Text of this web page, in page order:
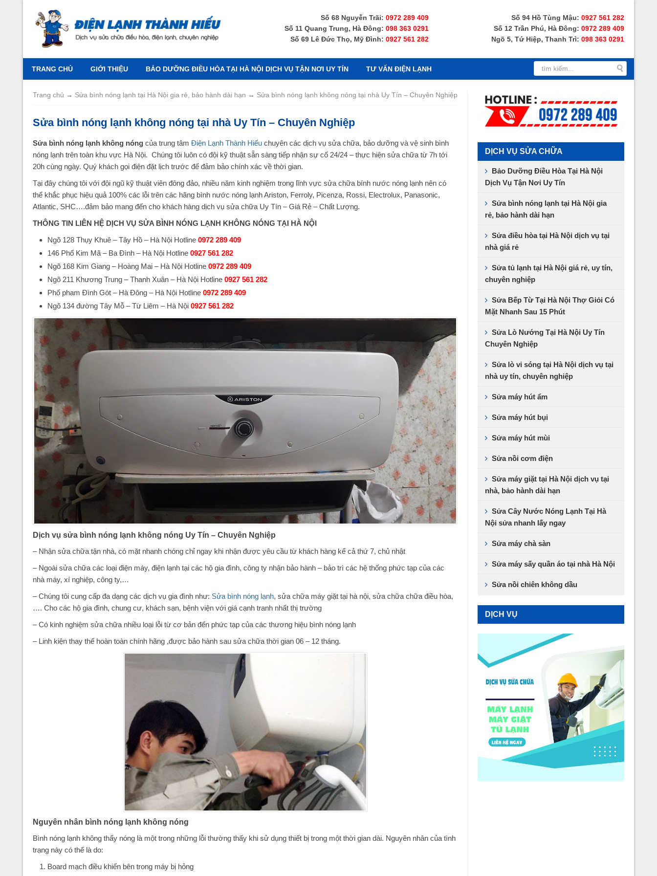
Số 68 Nguyễn Trãi: 0972 289 409 Số 94 Hồ Tùng Mậu: 0927 561 282
Số 11 Quang Trung, Hà Đông: 098 363 0291 Số 12 Trần Phú, Hà Đông: 0972 289 409
Số 69 Lê Đức Thọ, Mỹ Đình: 0927 561 282 Ngõ 5, Tứ Hiệp, Thanh Trì: 098 363 0291
TRANG CHỦ GIỚI THIỆU BẢO DƯỠNG ĐIỀU HÒA TẠI HÀ NỘI DỊCH VỤ TẬN NƠI UY TÍN TƯ VẤN ĐIỆN LẠNH
DỊCH VỤ SỬA CHỮA
Bảo Dưỡng Điều Hòa Tại Hà Nội
Dịch Vụ Tận Nơi Uy Tín
Sửa bình nóng lạnh tại Hà Nội gia
rẻ, bảo hành dài hạn
Sửa điều hòa tại Hà Nội dịch vụ tại
nhà giá rẻ
Sửa tủ lạnh tại Hà Nội giá rẻ, uy tín,
chuyên nghiệp
Sửa Bếp Từ Tại Hà Nội Thợ Giỏi Có
Mặt Nhanh Sau 15 Phút
Sửa Lò Nướng Tại Hà Nội Uy Tín
Chuyên Nghiệp
Sửa lò vi sóng tại Hà Nội dịch vụ tại
nhà uy tín, chuyên nghiệp
Sửa máy hút ẩm
Sửa máy hút bụi
Sửa máy hút mùi
Sửa nồi cơm điện
Sửa máy giặt tại Hà Nội dịch vụ tại
nhà, bảo hành dài hạn
Sửa Cây Nước Nóng Lạnh Tại Hà
Nội sửa nhanh lấy ngay
Sửa máy chà sàn
Sửa máy sấy quần áo tại nhà Hà Nội
Sửa nồi chiên không dầu
DỊCH VỤ
Trang chủ → Sửa bình nóng lạnh tại Hà Nội gia rẻ, bảo hành dài hạn → Sửa bình nóng lạnh không nóng tại nhà Uy Tín – Chuyên Nghiệp
Sửa bình nóng lạnh không nóng tại nhà Uy Tín – Chuyên Nghiệp
Sửa bình nóng lạnh không nóng của trung tâm Điện Lạnh Thành Hiếu chuyên các dịch vụ sửa chữa, bảo dưỡng và vệ sinh bình
nóng lạnh trên toàn khu vực Hà Nội. Chúng tôi luôn có đội kỹ thuật sẵn sàng tiếp nhận sự cố 24/24 – thực hiện sửa chữa từ 7h tới
20h cùng ngày. Quý khách gọi điện đặt lịch trước để đảm bảo chính xác về thời gian.
Tại đây chúng tôi với đội ngũ kỹ thuật viên đông đảo, nhiều năm kinh nghiệm trong lĩnh vực sửa chữa bính nước nóng lạnh nên có
thể khắc phục hiệu quả 100% các lỗi trên các hãng bình nước nóng lạnh Ariston, Ferroly, Picenza, Rossi, Electrolux, Panasonic,
Atlantic, SHC….đảm bảo mang đến cho khách hàng dịch vụ sửa chữa Uy Tín – Giá Rẻ – Chất Lượng.
THÔNG TIN LIÊN HỆ DỊCH VỤ SỬA BÌNH NÓNG LẠNH KHÔNG NÓNG TẠI HÀ NỘI
Ngõ 128 Thụy Khuê – Tây Hồ – Hà Nội Hotline 0972 289 409
146 Phố Kim Mã – Ba Đình – Hà Nội Hotline 0927 561 282
Ngõ 168 Kim Giang – Hoàng Mai – Hà Nội Hotline 0972 289 409
Ngõ 211 Khương Trung – Thanh Xuân – Hà Nội Hotline 0927 561 282
Phố pham Đình Gót – Hà Đông – Hà Nội Hotline 0972 289 409
Ngõ 134 đường Tây Mỗ – Từ Liêm – Hà Nội 0927 561 282
Dịch vụ sửa bình nóng lạnh không nóng Uy Tín – Chuyên Nghiệp
– Nhận sửa chữa tận nhà, có mặt nhanh chóng chỉ ngay khi nhận được yêu cầu từ khách hàng kể cả thứ 7, chủ nhật
– Ngoài sửa chữa các loại điện máy, điện lạnh tại các hộ gia đình, công ty nhận bảo hành – bảo trì các hệ thống phức tạp của các
nhà máy, xí nghiệp, công ty,…
– Chúng tôi cung cấp đa dạng các dịch vụ gia đình như: Sửa bình nóng lạnh, sửa chữa máy giặt tại hà nội, sửa chữa chữa điều hòa,
…. Cho các hộ gia đình, chung cư, khách sạn, bệnh viện với giá cạnh tranh nhất thị trường
– Có kinh nghiệm sửa chữa nhiều loại lỗi từ cơ bản đến phức tạp của các thương hiệu bình nóng lạnh
– Linh kiện thay thế hoàn toàn chính hãng ,được bảo hành sau sửa chữa thời gian 06 – 12 tháng.
Nguyên nhân bình nóng lạnh không nóng
Bình nóng lạnh không thấy nóng là một trong những lỗi thường thấy khi sử dụng thiết bị trong một thời gian dài. Nguyên nhân của tình
trạng này có thể là do:
Board mạch điều khiển bên trong máy bị hỏng